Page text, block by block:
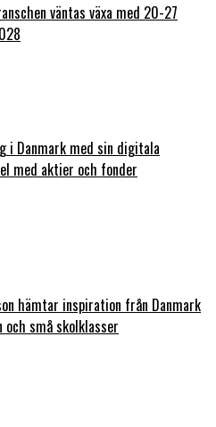
väntas växa med 20-27
i Danmark med sin digitala
med aktier och fonder
hämtar inspiration från Danmark
små skolklasser